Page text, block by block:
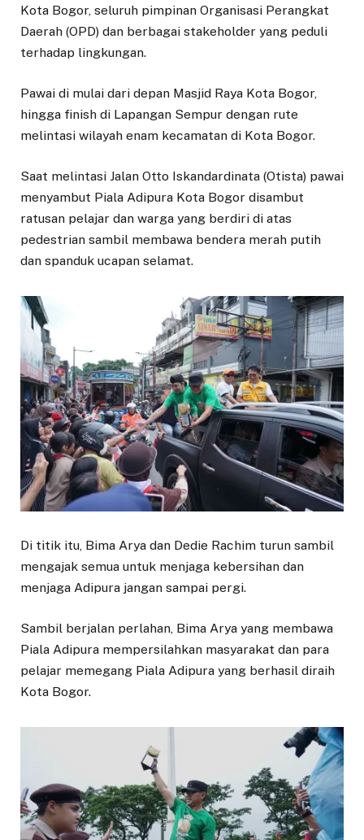
Kota Bogor, seluruh pimpinan Organisasi Perangkat
Daerah (OPD) dan berbagai stakeholder yang peduli
terhadap lingkungan.
Pawai di mulai dari depan Masjid Raya Kota Bogor,
hingga finish di Lapangan Sempur dengan rute
melintasi wilayah enam kecamatan di Kota Bogor.
Saat melintasi Jalan Otto Iskandardinata (Otista) pawai
menyambut Piala Adipura Kota Bogor disambut
ratusan pelajar dan warga yang berdiri di atas
pedestrian sambil membawa bendera merah putih
dan spanduk ucapan selamat.
Di titik itu, Bima Arya dan Dedie Rachim turun sambil
mengajak semua untuk menjaga kebersihan dan
menjaga Adipura jangan sampai pergi.
Sambil berjalan perlahan, Bima Arya yang membawa
Piala Adipura mempersilahkan masyarakat dan para
pelajar memegang Piala Adipura yang berhasil diraih
Kota Bogor.